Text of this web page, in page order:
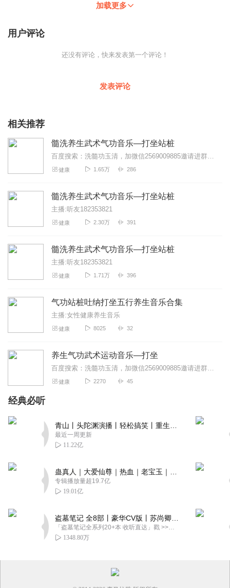
加载更多
用户评论
还没有评论，快来发表第一个评论！
发表评论
相关推荐
髓洗养生武术气功音乐—打坐站桩
百度搜索：洗髓功玉清，加微信2569009885邀请进群学习，发送视频资料，免费咨询洗髓功修炼方法洗髓功是一套系统的运动养生方法，通过开筋点穴，站桩，吐纳，在配...
健康 1.65万 286
髓洗养生武术气功音乐—打坐站桩
主播:听友182353821
健康 2.30万 391
髓洗养生武术气功音乐—打坐站桩
主播:听友182353821
健康 1.71万 396
气功站桩吐纳打坐五行养生音乐合集
主播:女性健康养生音乐
健康 8025 32
养生气功武术运动音乐—打坐
百度搜索：洗髓功玉清，加微信2569009885邀请进群学习，发送视频资料，免费咨询洗髓功修炼方法洗髓功是一套系统的运动养生方法，通过开筋点穴，站桩，吐纳，在配...
健康 2270 45
经典必听
最近一周更新
11.22亿
专辑播放量超19.7亿
19.01亿
「盗墓笔记全系列20+本 收听直达」戳 >>改编自南派三叔同名作品，腾讯音乐娱乐集团出品，冠声文化制作，...
1348.80万